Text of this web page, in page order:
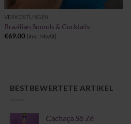
VERKOSTUNGEN
Brazilian Sounds & Cocktails
€69.00 (inkl. MwSt)
BESTBEWERTETE ARTIKEL
Cachaça Sô Zé